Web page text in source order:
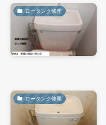
ロータンク修理
ロータンク修理